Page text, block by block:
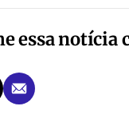
essa notícia